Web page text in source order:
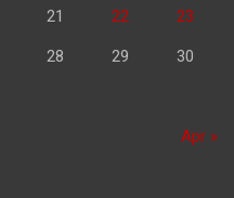
21 22 23
28 29 30
Apr »